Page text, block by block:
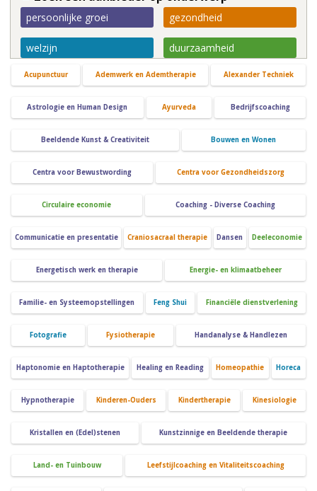
persoonlijke groei gezondheid
welzijn duurzaamheid
Acupunctuur Ademwerk en Ademtherapie Alexander Techniek
Astrologie en Human Design Ayurveda Bedrijfscoaching
Beeldende Kunst & Creativiteit Bouwen en Wonen
Centra voor Bewustwording Centra voor Gezondheidszorg
Circulaire economie Coaching - Diverse Coaching
Communicatie en presentatie Craniosacraal therapie Dansen Deeleconomie
Energetisch werk en therapie Energie- en klimaatbeheer
Familie- en Systeemopstellingen Feng Shui Financiële dienstverlening
Fotografie Fysiotherapie Handanalyse & Handlezen
Haptonomie en Haptotherapie Healing en Reading Homeopathie Horeca
Hypnotherapie Kinderen-Ouders Kindertherapie Kinesiologie
Kristallen en (Edel)stenen Kunstzinnige en Beeldende therapie
Land- en Tuinbouw Leefstijlcoaching en Vitaliteitscoaching